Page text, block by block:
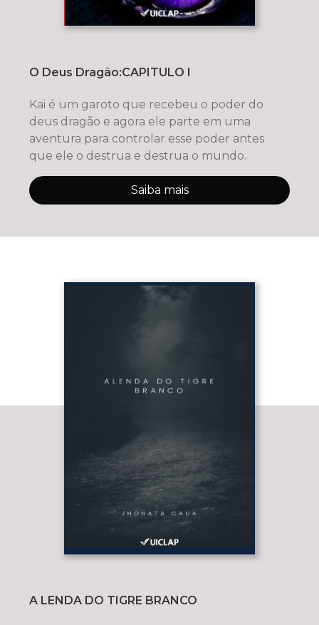
O Deus Dragão:CAPITULO I
Kai é um garoto que recebeu o poder do
deus dragão e agora ele parte em uma
aventura para controlar esse poder antes
que ele o destrua e destrua o mundo.
Saiba mais
A LENDA DO TIGRE BRANCO